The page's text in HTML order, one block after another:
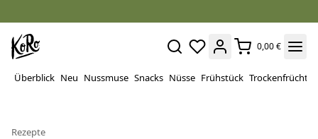
0,00 €
Überblick Neu Nussmuse Snacks Nüsse Frühstück Trockenfrüchte
Rezepte